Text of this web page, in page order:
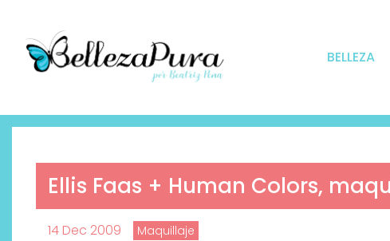
BELLEZA
Ellis Faas + Human Colors,
14 Dec 2009 Maquillaje